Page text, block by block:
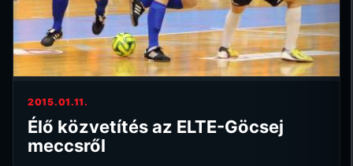
2015.01.11.
Élő közvetítés az ELTE-Göcsej
meccsről